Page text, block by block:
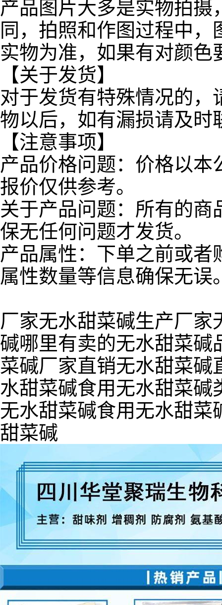
产品图片大多是实物拍
同，拍照和作图过程中
实物为准，如果有对颜
【关于发货】
对于发货有特殊情况的
物以后，如有漏损请及时
【注意事项】
产品价格问题：价格以
报价仅供参考。
关于产品问题：所有的
保无任何问题才发货。
产品属性：下单之前或
属性数量等信息确保无误
厂家无水甜菜碱生产厂
碱哪里有卖的无水甜菜碱
菜碱厂家直销无水甜菜
水甜菜碱食用无水甜菜
无水甜菜碱食用无水甜
甜菜碱